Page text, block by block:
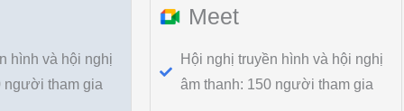
hình và hội nghị
người tham gia
Meet
Hội nghị truyền hình và hội nghị
âm thanh: 150 người tham gia